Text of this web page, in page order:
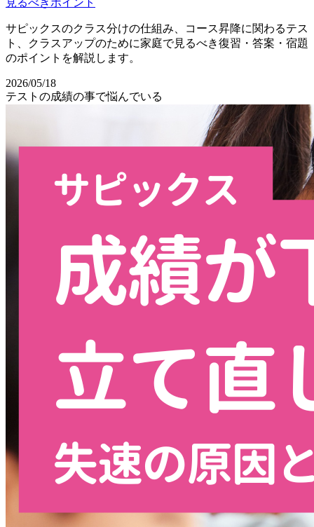
見るべきポイント
サピックスのクラス分けの仕組み、コース昇降に関わるテス
ト、クラスアップのために家庭で見るべき復習・答案・宿題
のポイントを解説します。
2026/05/18
テストの成績の事で悩んでいる